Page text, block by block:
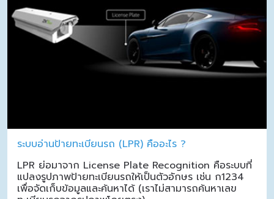
ระบบอ่านป้ายทะเบียนรถ (LPR) คืออะไร ?
LPR ย่อมาจาก License Plate Recognition คือระบบที่
แปลงรูปภาพป้ายทะเบียนรถให้เป็นตัวอักษร เช่น ก1234
เพื่อจัดเก็บข้อมูลและค้นหาได้ (เราไม่สามารถค้นหาเลข